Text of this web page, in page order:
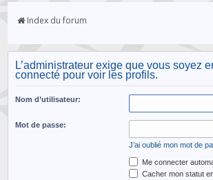
Index du forum
L’administrateur exige que vous soyez
connecté pour voir les profils.
Nom d’utilisateur:
Mot de passe:
J’ai oublié mon mot de
Me connecter
Cacher mon statut